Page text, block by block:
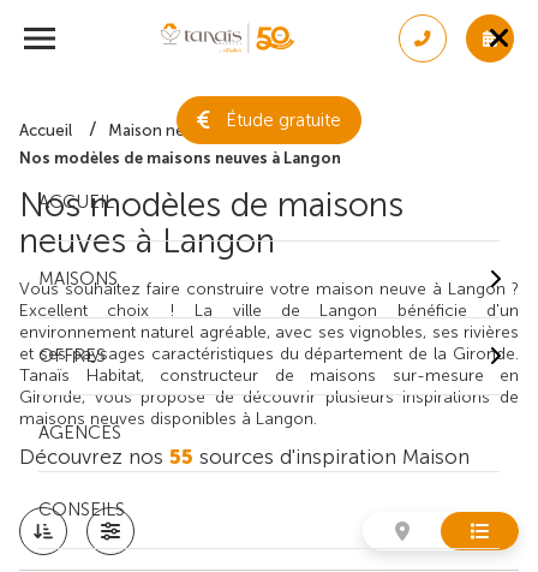
Étude gratuite
ACCUEIL
MAISONS
OFFRES
AGENCES
CONSEILS
Accueil
Maison neuve
Nos modèles de maisons neuves à Langon
Nos modèles de maisons
neuves à Langon
Vous souhaitez faire construire votre maison neuve à Langon ?
Excellent choix ! La ville de Langon bénéficie d'un
environnement naturel agréable, avec ses vignobles, ses rivières
et ses paysages caractéristiques du département de la Gironde.
Tanaïs Habitat, constructeur de maisons sur-mesure en
Gironde, vous propose de découvrir plusieurs inspirations de
maisons neuves disponibles à Langon.
Découvrez nos 55 sources d'inspiration Maison